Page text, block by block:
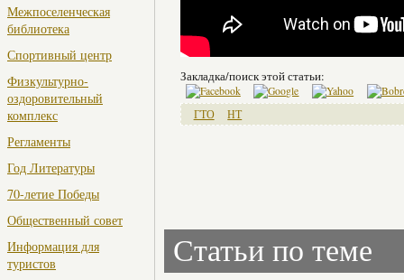
Межпоселенческая
библиотека
Спортивный центр
Физкультурно-
оздоровительный
комплекс
Регламенты
Год Литературы
70-летие Победы
Общественный совет
Информация для
туристов
Закладка/поиск этой статьи:
ГТО НТ
Статьи по теме